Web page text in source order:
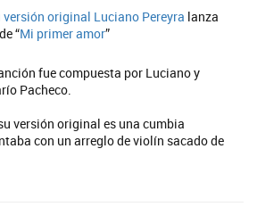
versión original Luciano Pereyra lanza
“Mi primer amor”
fue compuesta por Luciano y
Pacheco.
versión original es una cumbia
con un arreglo de violín sacado de